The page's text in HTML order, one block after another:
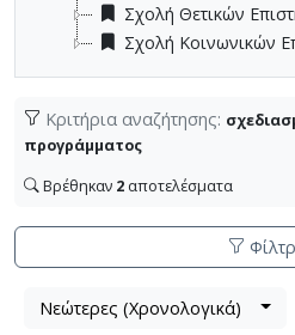
Σχολή Θετικών
Σχολή Κοινωνικών
Κριτήρια αναζήτησης:
προγράμματος
Βρέθηκαν 2 αποτελέσματα
Βρέθηκαν
ΛίσταΝεώτερες (Χρονολογικά)